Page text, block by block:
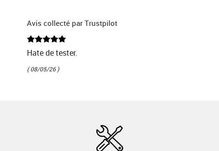
Avis collecté par Trustpilot
Hate de tester.
( 08/05/26 )